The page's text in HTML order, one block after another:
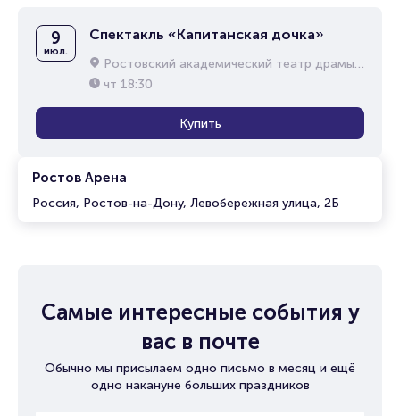
Ростов Арена
Россия, Ростов-на-Дону, Левобережная улица, 2Б
9
июл.
Спектакль «Капитанская дочка»
Ростовский академический театр драмы им. М.Горького
чт 18:30
Купить
Самые интересные события у
вас в почте
Обычно мы присылаем одно письмо в месяц и ещё
одно накануне больших праздников